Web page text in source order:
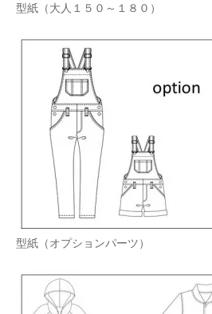
型紙（大人１５０～１８０）
型紙（オプションパーツ）